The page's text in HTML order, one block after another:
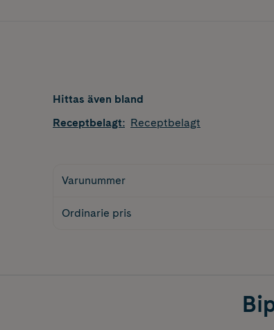
Hittas även bland
Receptbelagt: Receptbelagt
Varunummer
Ordinarie pris